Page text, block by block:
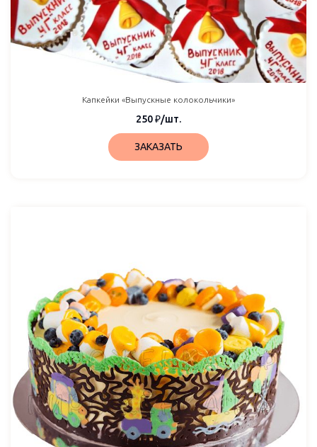
Капкейки «Выпускные колокольчики»
250₽/шт.
ЗАКАЗАТЬ